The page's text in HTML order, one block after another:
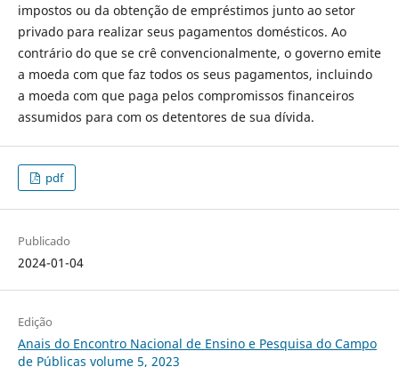
impostos ou da obtenção de empréstimos junto ao setor
privado para realizar seus pagamentos domésticos. Ao
contrário do que se crê convencionalmente, o governo emite
a moeda com que faz todos os seus pagamentos, incluindo
a moeda com que paga pelos compromissos financeiros
assumidos para com os detentores de sua dívida.
pdf
Publicado
2024-01-04
Edição
Anais do Encontro Nacional de Ensino e Pesquisa do Campo
de Públicas volume 5, 2023